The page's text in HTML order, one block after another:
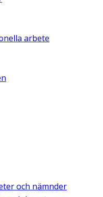
arbete
och nämnder